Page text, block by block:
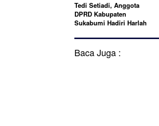
Tedi Setiadi, Anggota
DPRD Kabupaten
Sukabumi Hadiri Harlah
Baca Juga :